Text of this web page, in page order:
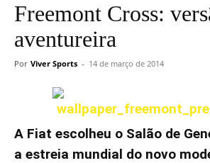
Freemont Cross:
aventureira
Por Viver Sports - 14 de março de 2014
A Fiat escolheu o Salão de
a estreia mundial do novo